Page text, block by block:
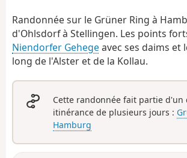
Randonnée sur le Grüner Ring à
d'Ohlsdorf à Stellingen. Les points
Niendorfer Gehege avec ses daims et
long de l'Alster et de la Kollau.
Cette randonnée fait partie d'un
itinérance de plusieurs jours :
Hamburg